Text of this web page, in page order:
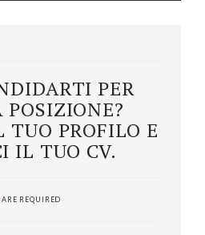
PER
POSIZIONE?
TUO PROFILO E
IL TUO CV.
ARE REQUIRED